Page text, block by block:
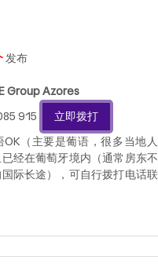
发布
Group Azores
915
立即拨打
（主要是葡语，很多当地人
经在葡萄牙境内（通常房东不
际长途），可自行拨打电话联